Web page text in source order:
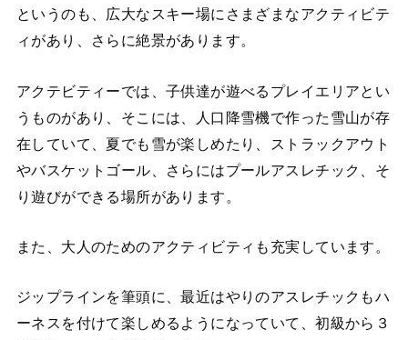
というのも、広大なスキー場にさまざまなアクティビテ
ィがあり、さらに絶景があります。
アクテビティーでは、子供達が遊べるプレイエリアとい
うものがあり、そこには、人口降雪機で作った雪山が存
在していて、夏でも雪が楽しめたり、ストラックアウト
やバスケットゴール、さらにはプールアスレチック、そ
り遊びができる場所があります。
また、大人のためのアクティビティも充実しています。
ジップラインを筆頭に、最近はやりのアスレチックもハ
ーネスを付けて楽しめるようになっていて、初級から３